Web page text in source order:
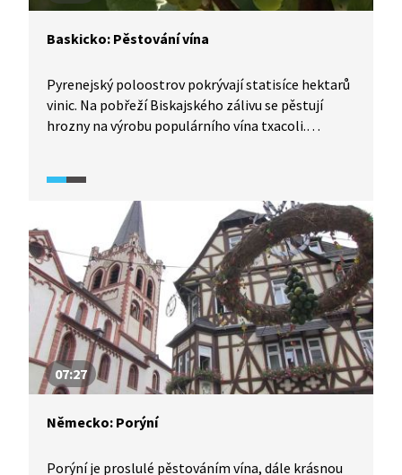
Baskicko: Pěstování vína
Pyrenejský poloostrov pokrývají statisíce hektarů
vinic. Na pobřeží Biskajského zálivu se pěstují
hrozny na výrobu populárního vína txacoli.
o pěstování vinné révy. Jak uvidíme, vinařské
regiony jsou zajímavé moderní architekturou,
která zapadá do okolní krajiny.
07:27
Německo: Porýní
Porýní je proslulé pěstováním vína, dále krásnou